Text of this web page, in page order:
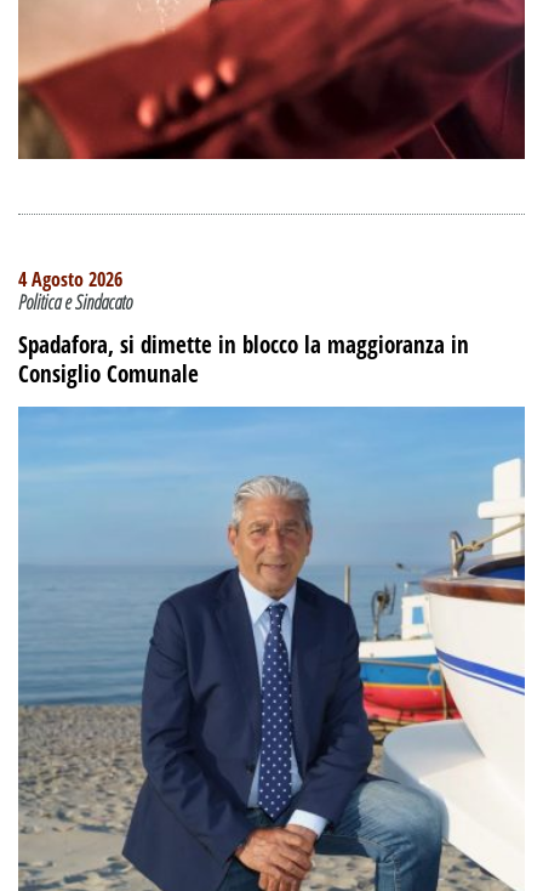
4 Agosto 2026
Politica e Sindacato
Spadafora, si dimette in blocco la maggioranza in
Consiglio Comunale